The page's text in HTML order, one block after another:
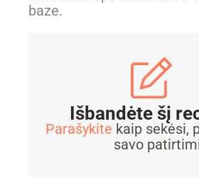
baze.
Išbandėte šį
Parašykite kaip sekėsi,
savo